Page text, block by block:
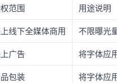
范围 用途说明
线下全媒体商用 不限曝光量
广告 将字体应用
包装 将字体应用